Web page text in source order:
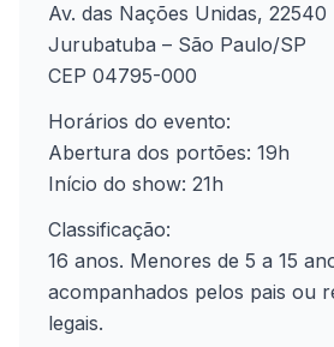
Av. das Nações Unidas, 22540
Jurubatuba – São Paulo/SP
CEP 04795-000
Horários do evento:
Abertura dos portões: 19h
Início do show: 21h
Classificação:
16 anos. Menores de 5 a 15
acompanhados pelos pais ou
legais.